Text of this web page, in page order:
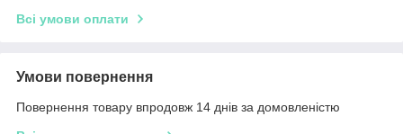
Всі умови оплати
Умови повернення
Повернення товару впродовж 14 днів за домовленістю